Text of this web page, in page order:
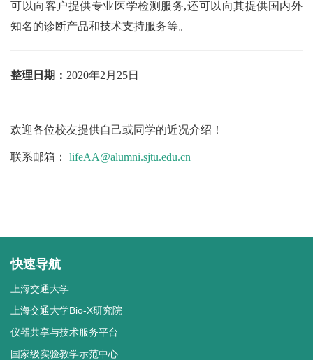
可以向客户提供专业医学检测服务,还可以向其提供国内外
知名的诊断产品和技术支持服务等。
整理日期： 2020年2月25日
欢迎各位校友提供自己或同学的近况介绍！
联系邮箱： lifeAA@alumni.sjtu.edu.cn
快速导航
上海交通大学
上海交通大学Bio-X研究院
仪器共享与技术服务平台
国家级实验教学示范中心